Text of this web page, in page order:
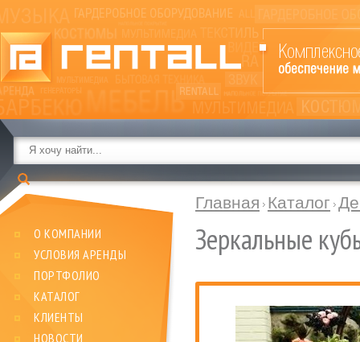
О КОМПАНИИ
УСЛОВИЯ АРЕНДЫ
ПОРТФОЛИО
КАТАЛОГ
КЛИЕНТЫ
НОВОСТИ
Главная Каталог
Зеркальные